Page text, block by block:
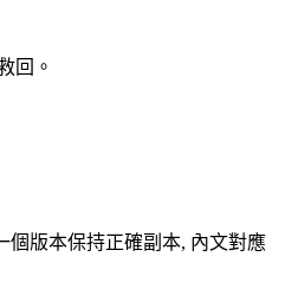
回。
個版本保持正確副本, 內文對應